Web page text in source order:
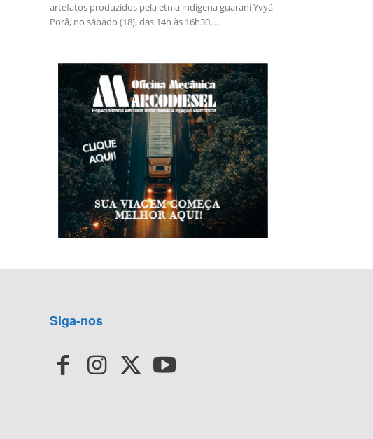
artefatos produzidos pela etnia indígena guarani Yvyã
Porâ, no sábado (18), das 14h às 16h30,...
Siga-nos